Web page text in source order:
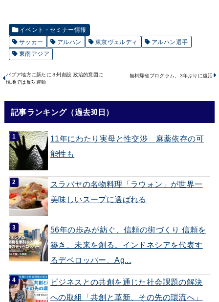
イベント・セミナー情報
サッカー
アルハン 東京ヴェルディ
アルハン選手
東南アジア
パプア地方に新たに３州創設 政治的意図に
現地では反対運動
無料帰省プログラム、3年ぶりに復活
記事ランキング（過去30日）
11年にわたり実母と性交渉 麻薬依存の可
能性も
スラバヤの名物料理「ラウォン」が世界一
美味しいスープに選ばれる
56年の歩みが紡ぐ、信頼の街づくり 信頼を
築き、未来を創る。インドネシアを代表す
るデベロッパー、Ag...
ビジネスとの共創を通じた社会課題の解決
への取組「共創と革新、その先の環流へ」